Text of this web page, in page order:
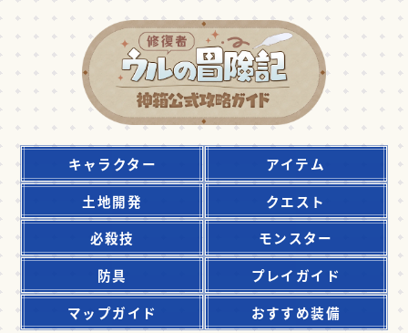
キャラクター
アイテム
土地開発
クエスト
必殺技
モンスター
防具
プレイガイド
マップガイド
おすすめ装備